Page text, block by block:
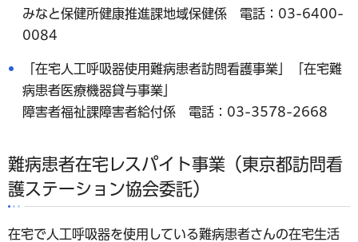
みなと保健所健康推進課地域保健係 電話：03-6400-
0084
「在宅人工呼吸器使用難病患者訪問看護事業」「在宅難
病患者医療機器貸与事業」
障害者福祉課障害者給付係 電話：03-3578-2668
難病患者在宅レスパイト事業（東京都訪問看
護ステーション協会委託）
在宅で人工呼吸器を使用している難病患者さんの在宅生活